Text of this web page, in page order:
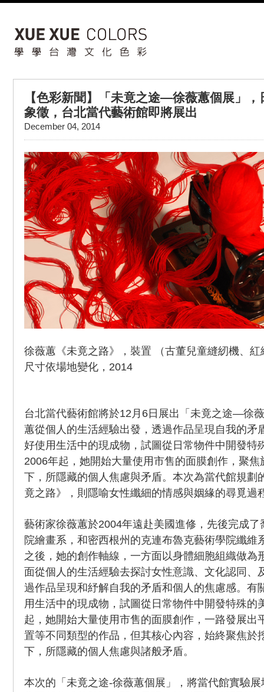
【色彩新聞】「未竟之途—徐薇蕙個展」
象徵，台北當代藝術館即將展出
December 04, 2014
徐薇蕙《未竟之路》，裝置 （古董兒童縫紉機、
尺寸依場地變化，2014
台北當代藝術館將於12月6日展出「未竟之途—徐
蕙從個人的生活經驗出發，透過作品呈現自我的矛
好使用生活中的現成物，試圖從日常物件中開發特
2006年起，她開始大量使用市售的面膜創作，聚
下，所隱藏的個人焦慮與矛盾。本次為當代館規劃
竟之路》，則隱喻女性纖細的情感與姻緣的尋覓過
藝術家徐薇蕙於2004年遠赴美國進修，先後完成
院繪畫系，和密西根州的克連布魯克藝術學院纖維
之後，她的創作軸線，一方面以身體細胞組織做為
面從個人的生活經驗去探討女性意識、文化認同、
過作品呈現和紓解自我的矛盾和個人的焦慮感。有
用生活中的現成物，試圖從日常物件中開發特殊的
起，她開始大量使用市售的面膜創作，一路發展出
置等不同類型的作品，但其核心內容，始終聚焦於
下，所隱藏的個人焦慮與諸般矛盾。
本次的「未竟之途-徐薇蕙個展」，將當代館實驗